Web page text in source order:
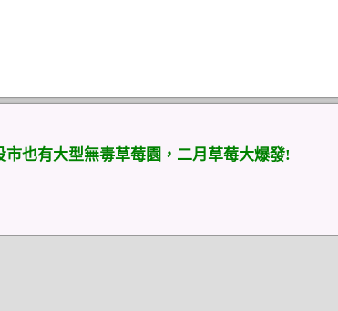
市也有大型無毒草莓園，二月草莓大爆發!